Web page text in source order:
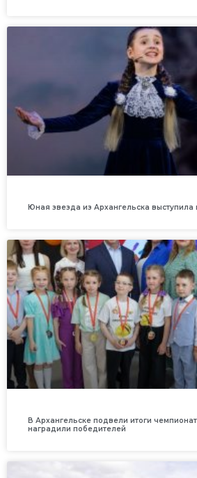
Юная звезда из Архангельска выступила
В Архангельске подвели итоги
наградили победителей